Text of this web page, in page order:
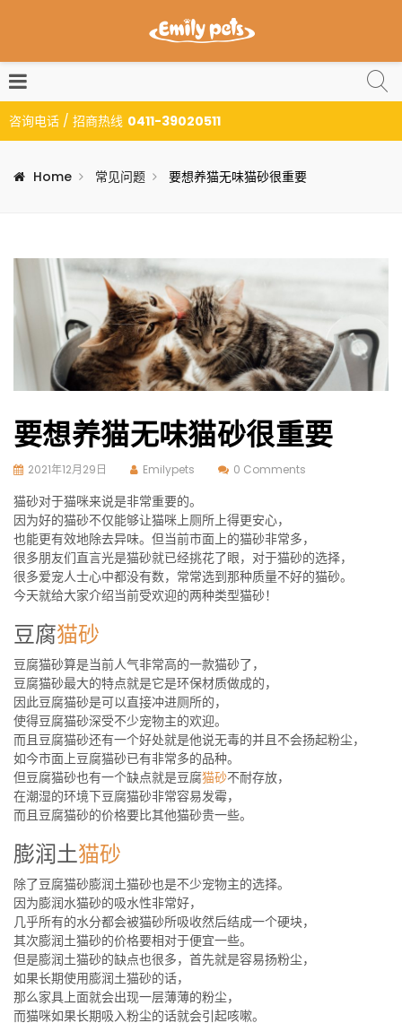
咨询电话 / 招商热线 0411-39020511
Home 常见问题 要想养猫无味猫砂很重要
要想养猫无味猫砂很重要
2021年12月29日 Emilypets 0 Comments
猫砂对于猫咪来说是非常重要的。
因为好的猫砂不仅能够让猫咪上厕所上得更安心，
也能更有效地除去异味。但当前市面上的猫砂非常多，
很多朋友们直言光是猫砂就已经挑花了眼，对于猫砂的选择，
很多爱宠人士心中都没有数，常常选到那种质量不好的猫砂。
今天就给大家介绍当前受欢迎的两种类型猫砂！
豆腐猫砂
豆腐猫砂算是当前人气非常高的一款猫砂了，
豆腐猫砂最大的特点就是它是环保材质做成的，
因此豆腐猫砂是可以直接冲进厕所的，
使得豆腐猫砂深受不少宠物主的欢迎。
而且豆腐猫砂还有一个好处就是他说无毒的并且不会扬起粉尘，
如今市面上豆腐猫砂已有非常多的品种。
但豆腐猫砂也有一个缺点就是豆腐猫砂不耐存放，
在潮湿的环境下豆腐猫砂非常容易发霉，
而且豆腐猫砂的价格要比其他猫砂贵一些。
膨润土猫砂
除了豆腐猫砂膨润土猫砂也是不少宠物主的选择。
因为膨润水猫砂的吸水性非常好，
几乎所有的水分都会被猫砂所吸收然后结成一个硬块，
其次膨润土猫砂的价格要相对于便宜一些。
但是膨润土猫砂的缺点也很多，首先就是容易扬粉尘，
如果长期使用膨润土猫砂的话，
那么家具上面就会出现一层薄薄的粉尘，
而猫咪如果长期吸入粉尘的话就会引起咳嗽。